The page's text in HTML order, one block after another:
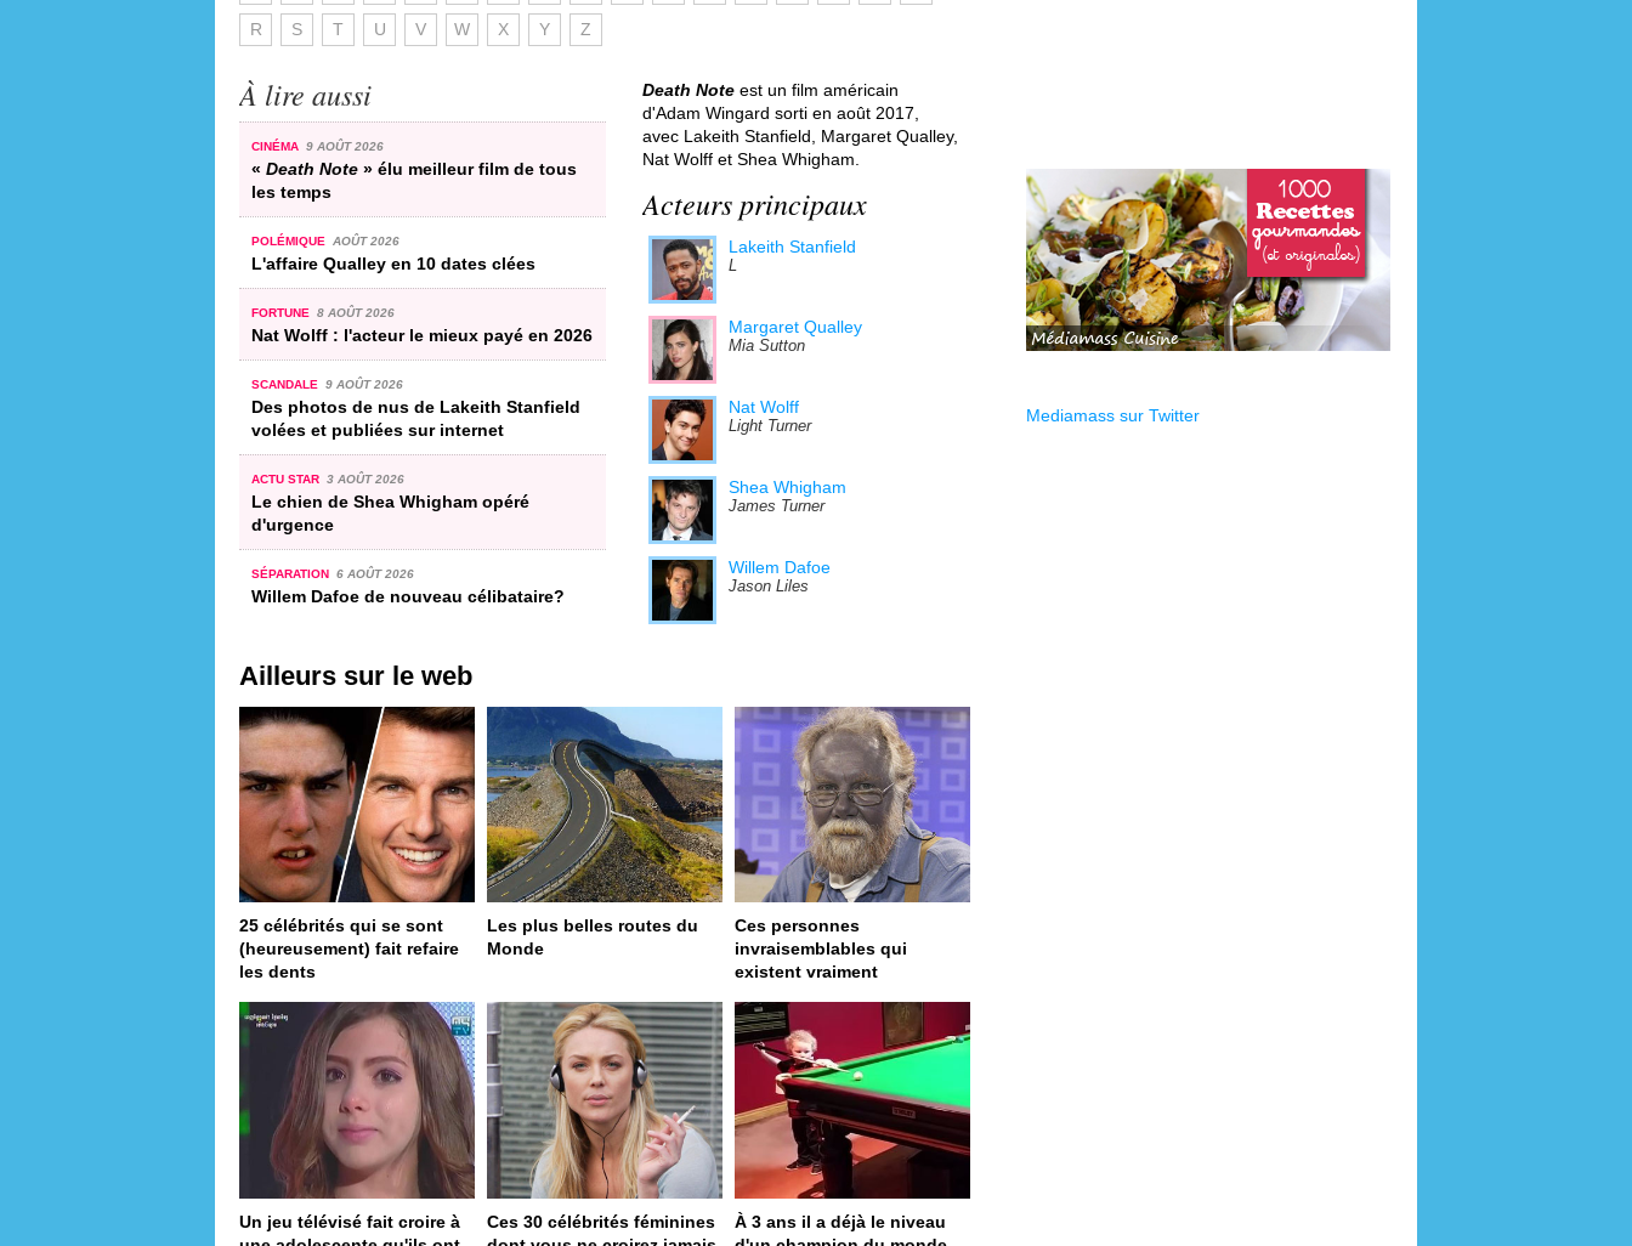
R S T U V W X Y Z
À lire aussi
CINÉMA 9 AOÛT 2026
« Death Note » élu meilleur film de tous
les temps
POLÉMIQUE AOÛT 2026
L'affaire Qualley en 10 dates clées
FORTUNE 8 AOÛT 2026
Nat Wolff : l'acteur le mieux payé en 2026
SCANDALE 9 AOÛT 2026
Des photos de nus de Lakeith Stanfield
volées et publiées sur internet
ACTU STAR 3 AOÛT 2026
Le chien de Shea Whigham opéré
d'urgence
SÉPARATION 6 AOÛT 2026
Willem Dafoe de nouveau célibataire?
Death Note est un film américain
d'Adam Wingard sorti en août 2017,
avec Lakeith Stanfield, Margaret Qualley,
Nat Wolff et Shea Whigham.
Acteurs principaux
Lakeith Stanfield
L
Margaret Qualley
Mia Sutton
Nat Wolff
Light Turner
Shea Whigham
James Turner
Willem Dafoe
Jason Liles
Ailleurs sur le web
25 célébrités qui se sont
(heureusement) fait refaire
les dents
Les plus belles routes du
Monde
Ces personnes
invraisemblables qui
existent vraiment
Un jeu télévisé fait croire à
Ces 30 célébrités féminines
À 3 ans il a déjà le niveau
Mediamass sur Twitter